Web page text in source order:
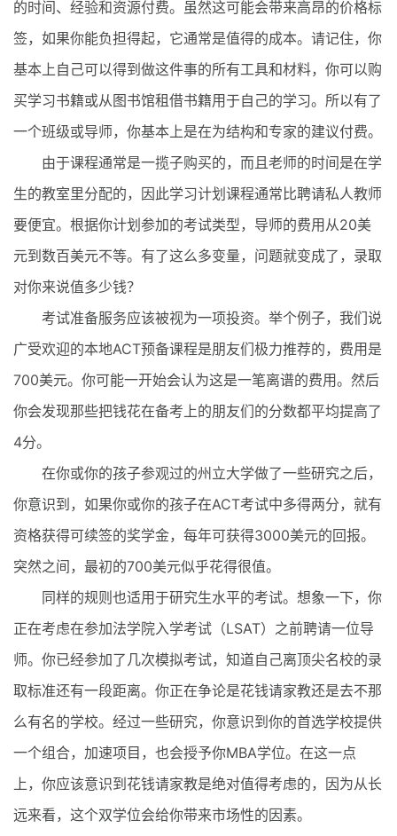
的时间、经验和资源付费。虽然这可能会带来高昂的价格标
签，如果你能负担得起，它通常是值得的成本。请记住，你
基本上自己可以得到做这件事的所有工具和材料，你可以购
买学习书籍或从图书馆租借书籍用于自己的学习。所以有了
一个班级或导师，你基本上是在为结构和专家的建议付费。
由于课程通常是一揽子购买的，而且老师的时间是在学
生的教室里分配的，因此学习计划课程通常比聘请私人教师
要便宜。根据你计划参加的考试类型，导师的费用从20美
元到数百美元不等。有了这么多变量，问题就变成了，录取
对你来说值多少钱？
考试准备服务应该被视为一项投资。举个例子，我们说
广受欢迎的本地ACT预备课程是朋友们极力推荐的，费用是
700美元。你可能一开始会认为这是一笔离谱的费用。然后
你会发现那些把钱花在备考上的朋友们的分数都平均提高了
4分。
在你或你的孩子参观过的州立大学做了一些研究之后，
你意识到，如果你或你的孩子在ACT考试中多得两分，就有
资格获得可续签的奖学金，每年可获得3000美元的回报。
突然之间，最初的700美元似乎花得很值。
同样的规则也适用于研究生水平的考试。想象一下，你
正在考虑在参加法学院入学考试（LSAT）之前聘请一位导
师。你已经参加了几次模拟考试，知道自己离顶尖名校的录
取标准还有一段距离。你正在争论是花钱请家教还是去不那
么有名的学校。经过一些研究，你意识到你的首选学校提供
一个组合，加速项目，也会授予你MBA学位。在这一点
上，你应该意识到花钱请家教是绝对值得考虑的，因为从长
远来看，这个双学位会给你带来市场性的因素。